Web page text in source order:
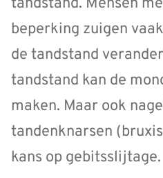
beperking zuigen
de tandstand
tandstand kan de
maken. Maar ook
tandenknarsen
kans op gebitsslijtage.